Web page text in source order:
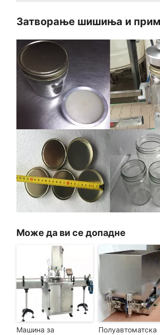
Затворање шишиња и
Може да ви се допадне
Машина за
Полуавтоматска